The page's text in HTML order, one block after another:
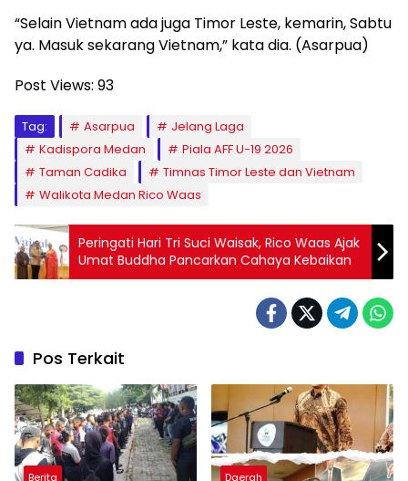
“Selain Vietnam ada juga Timor Leste, kemarin, Sabtu
ya. Masuk sekarang Vietnam,” kata dia. (Asarpua)
Post Views: 93
Tag: Asarpua
Jelang Laga
Kadispora Medan
Piala AFF U-19 2026
Taman Cadika
Timnas Timor Leste dan Vietnam
Walikota Medan Rico Waas
Peringati Hari Tri Suci Waisak, Rico Waas Ajak
Umat Buddha Pancarkan Cahaya Kebaikan
Pos Terkait
Berita Daerah